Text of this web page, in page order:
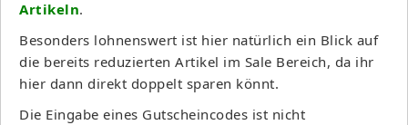
Artikeln.
Besonders lohnenswert ist hier natürlich ein Blick auf
die bereits reduzierten Artikel im Sale Bereich, da ihr
hier dann direkt doppelt sparen könnt.
Die Eingabe eines Gutscheincodes ist nicht